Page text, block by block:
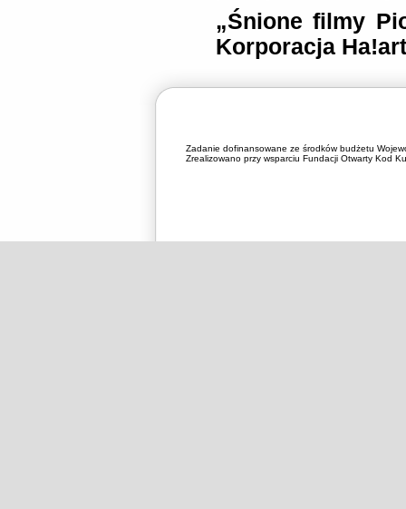
„Śnione filmy
Korporacja
Zadanie dofinansowane ze środków budżetu
Zrealizowano przy wsparciu Fundacji Otwarty Kod